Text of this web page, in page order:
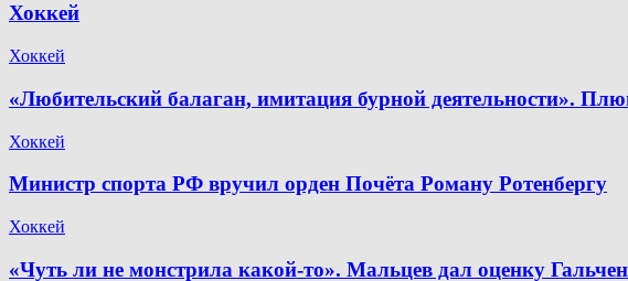
Хоккей
Хоккей
«Любительский балаган, имитация бурной деятельности».
Хоккей
Министр спорта РФ вручил орден Почёта Роману Ротенбергу
Хоккей
«Чуть ли не монстрила какой-то». Мальцев дал оценку